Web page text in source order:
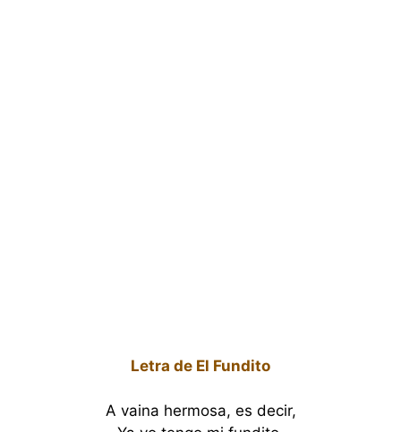
Letra de El Fundito
A vaina hermosa, es decir,